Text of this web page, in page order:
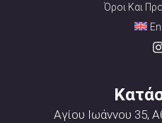
Όροι Και
Αγίου Ιωάννου 35,